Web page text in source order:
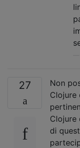
27
Non
Clojure
Clojure
di